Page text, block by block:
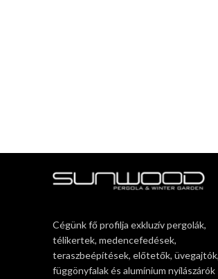
Cégünk fő profilja exkluzív pergolák,
télikertek, medencefedések,
teraszbeépítések, előtetők, üvegajtók,
függönyfalak és alumínium nyílászárók